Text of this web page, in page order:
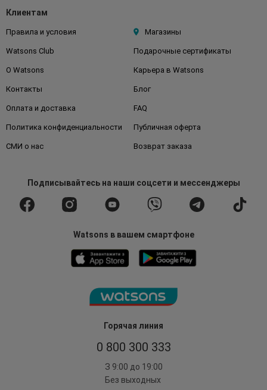
Горячая линия
0 800 300 333
З 9:00 до 19:00
Без выходных
Клиентам
Правила и условия Магазины
Watsons Club Подарочные сертификаты
О Watsons Карьера в Watsons
Контакты Блог
Оплата и доставка FAQ
Политика конфиденциальности Публичная оферта
СМИ о нас Возврат заказа
Подписывайтесьна наши соцсети и мессенджеры
Watsons в вашем смартфоне